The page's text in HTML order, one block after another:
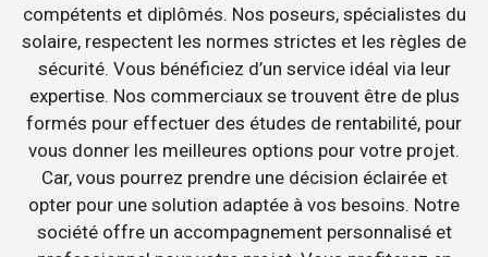
compétents et diplômés. Nos poseurs, spécialistes du
solaire, respectent les normes strictes et les règles de
sécurité. Vous bénéficiez d’un service idéal via leur
expertise. Nos commerciaux se trouvent être de plus
formés pour effectuer des études de rentabilité, pour
vous donner les meilleures options pour votre projet.
Car, vous pourrez prendre une décision éclairée et
opter pour une solution adaptée à vos besoins. Notre
société offre un accompagnement personnalisé et